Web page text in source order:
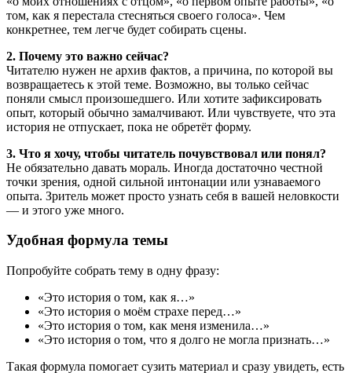
том, как я перестала стесняться своего голоса». Чем
конкретнее, тем легче будет собирать сцены.
2. Почему это важно сейчас?
Читателю нужен не архив фактов, а причина, по которой вы
возвращаетесь к этой теме. Возможно, вы только сейчас
поняли смысл произошедшего. Или хотите зафиксировать
опыт, который обычно замалчивают. Или чувствуете, что эта
история не отпускает, пока не обретёт форму.
3. Что я хочу, чтобы читатель почувствовал или понял?
Не обязательно давать мораль. Иногда достаточно честной
точки зрения, одной сильной интонации или узнаваемого
опыта. Зритель может просто узнать себя в вашей неловкости
— и этого уже много.
Удобная формула темы
Попробуйте собрать тему в одну фразу:
«Это история о том, как я…»
«Это история о моём страхе перед…»
«Это история о том, как меня изменила…»
«Это история о том, что я долго не могла признать…»
Такая формула помогает сузить материал и сразу увидеть, есть